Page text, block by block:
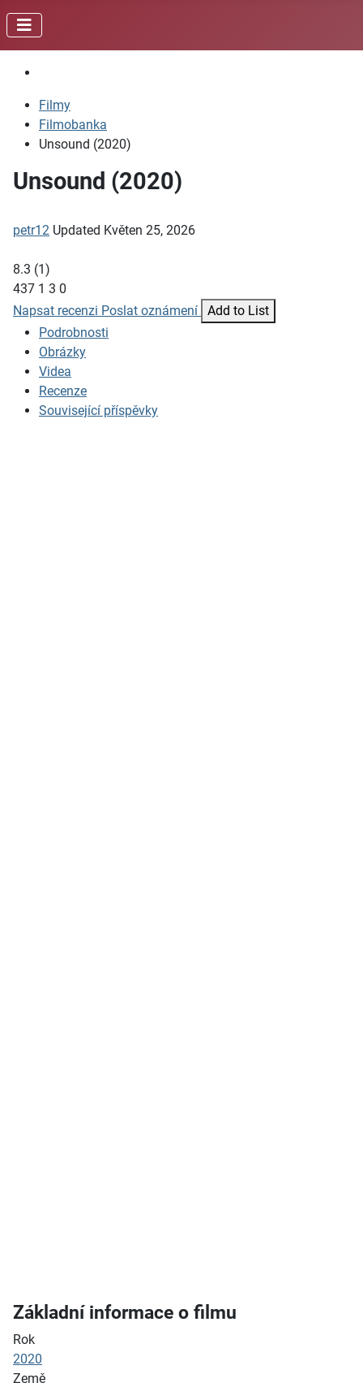
Filmy
Filmobanka
Unsound (2020)
Unsound (2020)
petr12 Updated Květen 25, 2026
8.3 (1)
437 1 3 0
Napsat recenzi Poslat oznámení
Add to List
Podrobnosti
Obrázky
Videa
Recenze
Související příspěvky
Základní informace o filmu
Rok
2020
Země